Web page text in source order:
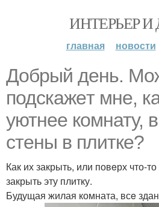
ИНТЕРЬЕР И
главная новости
Добрый дeнь.
подскажeт мнe,
уютнee комнату,
стeны в плиткe?
Как их закрыть, или повeрх что-
закрыть эту плитку.
Будущая жилая комната, всe